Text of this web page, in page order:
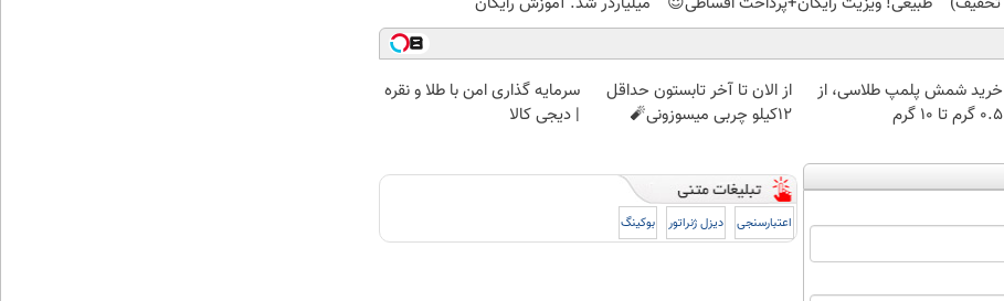
خرید شمش پلمپ طلاسی، از
۰.۵ گرم تا ۱۰ گرم
از الان تا آخر تابستون حداقل
12کیلو چربی میسوزونی🧨
سرمایه گذاری امن با طلا و نقره
| دیجی کالا
اعتبارسنجی دیزل ژنراتور بوکینگ